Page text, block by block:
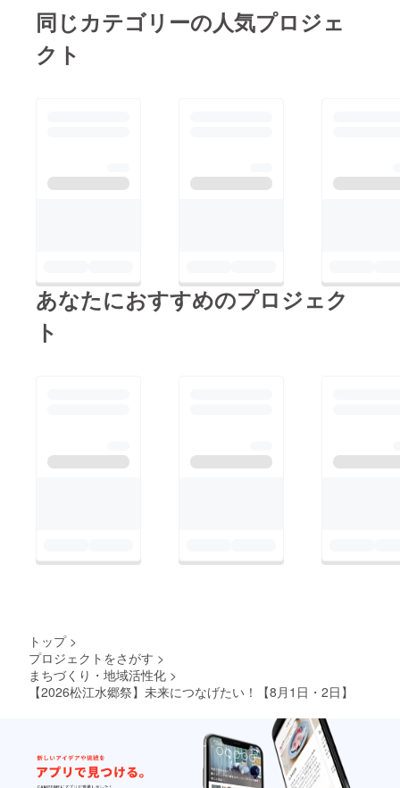
https://www.instagram.
ました。皆さまからい
ただいた温かいご支援
組んでまいります。当
す。本当にありがとう
ございました！
150万円に挑戦してい
ます。クラウドファン
けてまいります。引き
ただけますと幸いで
す。最後までどうぞよ
同じカテゴリーの人気プロジェ
クト
あなたにおすすめのプロジェク
ト
トップ >
プロジェクトをさがす >
まちづくり・地域活性化 >
【2026松江水郷祭】未来につなげたい！【8月1日・2日】